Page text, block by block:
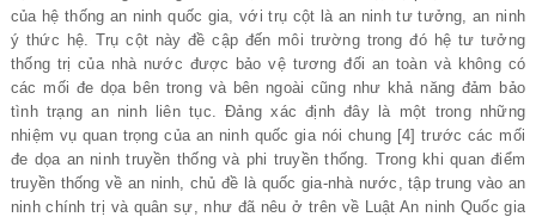
của hệ thống an ninh quốc gia, với trụ cột là an ninh tư tưởng, an ninh
ý thức hệ. Trụ cột này đề cập đến môi trường trong đó hệ tư tưởng
thống trị của nhà nước được bảo vệ tương đối an toàn và không có
các mối đe dọa bên trong và bên ngoài cũng như khả năng đảm bảo
tình trạng an ninh liên tục. Đảng xác định đây là một trong những
nhiệm vụ quan trọng của an ninh quốc gia nói chung [4] trước các mối
đe dọa an ninh truyền thống và phi truyền thống. Trong khi quan điểm
truyền thống về an ninh, chủ đề là quốc gia-nhà nước, tập trung vào an
ninh chính trị và quân sự, như đã nêu ở trên về Luật An ninh Quốc gia